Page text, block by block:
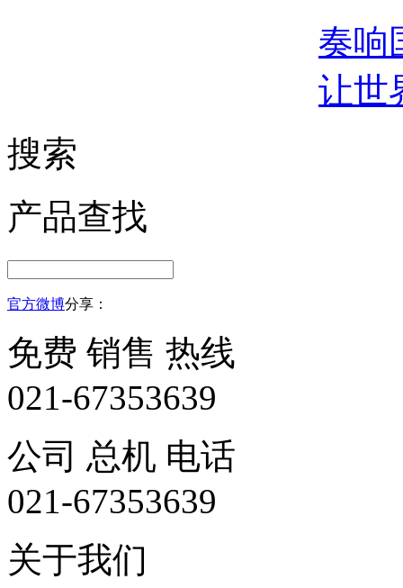
奏响
让世
搜索
产品查找
官方微博分享：
免费 销售 热线
021-67353639
公司 总机 电话
021-67353639
关于我们